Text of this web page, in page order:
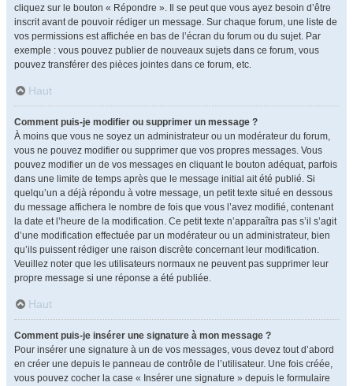
cliquez sur le bouton « Répondre ». Il se peut que vous ayez besoin d’être
inscrit avant de pouvoir rédiger un message. Sur chaque forum, une liste de
vos permissions est affichée en bas de l’écran du forum ou du sujet. Par
exemple : vous pouvez publier de nouveaux sujets dans ce forum, vous
pouvez transférer des pièces jointes dans ce forum, etc.
Haut
Comment puis-je modifier ou supprimer un message ?
À moins que vous ne soyez un administrateur ou un modérateur du forum,
vous ne pouvez modifier ou supprimer que vos propres messages. Vous
pouvez modifier un de vos messages en cliquant le bouton adéquat, parfois
dans une limite de temps après que le message initial ait été publié. Si
quelqu’un a déjà répondu à votre message, un petit texte situé en dessous
du message affichera le nombre de fois que vous l’avez modifié, contenant
la date et l’heure de la modification. Ce petit texte n’apparaîtra pas s’il s’agit
d’une modification effectuée par un modérateur ou un administrateur, bien
qu’ils puissent rédiger une raison discrète concernant leur modification.
Veuillez noter que les utilisateurs normaux ne peuvent pas supprimer leur
propre message si une réponse a été publiée.
Haut
Comment puis-je insérer une signature à mon message ?
Pour insérer une signature à un de vos messages, vous devez tout d’abord
en créer une depuis le panneau de contrôle de l’utilisateur. Une fois créée,
vous pouvez cocher la case « Insérer une signature » depuis le formulaire